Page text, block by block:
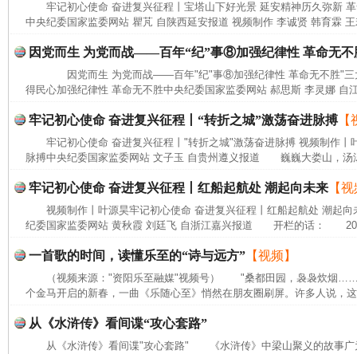
牢记初心使命 奋进复兴征程丨宝塔山下好光景 延安精神历久弥新
中央纪委国家监委网站 瞿芃 自陕西延安报道 视频制作 李诚贤 韩育霖
因党而生 为党而战——百年“纪”事⑧加强纪律性 革命无不
因党而生 为党而战——百年"纪"事⑧加强纪律性 革命无不胜"三
得民心加强纪律性 革命无不胜中央纪委国家监委网站 郝思斯 李灵娜 自
牢记初心使命 奋进复兴征程丨“转折之城”激荡奋进脉搏【
牢记初心使命 奋进复兴征程丨"转折之城"激荡奋进脉搏 视频制作丨
脉搏中央纪委国家监委网站 文子玉 自贵州遵义报道 巍巍大娄山，汤
牢记初心使命 奋进复兴征程丨红船起航处 潮起向未来 【
视频制作丨叶源昊牢记初心使命 奋进复兴征程丨红船起航处 潮起
纪委国家监委网站 黄秋霞 刘廷飞 自浙江嘉兴报道 开栏的话：
一首歌的时间，读懂乐至的“诗与远方” 【视频】
（视频来源："资阳乐至融媒"视频号） "桑都田园，袅袅炊烟
个金马开启的新春，一曲《乐随心至》悄然在朋友圈刷屏。许多人说，
从《水浒传》看间谍“攻心套路”
从《水浒传》看间谍"攻心套路" 《水浒传》中梁山聚义的故事广